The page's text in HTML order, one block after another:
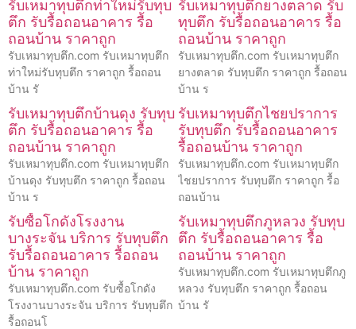
รับเหมาทุบตึกท่าใหม่รับทุบ
ตึก รับรื้อถอนอาคาร รื้อ
ถอนบ้าน ราคาถูก
รับเหมาทุบตึก.com รับเหมาทุบตึก
ท่าใหม่รับทุบตึก ราคาถูก รื้อถอน
บ้าน รั
รับเหมาทุบตึกยางตลาด รับ
ทุบตึก รับรื้อถอนอาคาร รื้อ
ถอนบ้าน ราคาถูก
รับเหมาทุบตึก.com รับเหมาทุบตึก
ยางตลาด รับทุบตึก ราคาถูก รื้อถอน
บ้าน ร
รับเหมาทุบตึกบ้านดุง รับทุบ
ตึก รับรื้อถอนอาคาร รื้อ
ถอนบ้าน ราคาถูก
รับเหมาทุบตึก.com รับเหมาทุบตึก
บ้านดุง รับทุบตึก ราคาถูก รื้อถอน
บ้าน ร
รับเหมาทุบตึกไชยปราการ
รับทุบตึก รับรื้อถอนอาคาร
รื้อถอนบ้าน ราคาถูก
รับเหมาทุบตึก.com รับเหมาทุบตึก
ไชยปราการ รับทุบตึก ราคาถูก รื้อ
ถอนบ้าน
รับซื้อโกดังโรงงาน
บางระจัน บริการ รับทุบตึก
รับรื้อถอนอาคาร รื้อถอน
บ้าน ราคาถูก
รับเหมาทุบตึก.com รับซื้อโกดัง
โรงงานบางระจัน บริการ รับทุบตึก
รื้อถอนโ
รับเหมาทุบตึกภูหลวง รับทุบ
ตึก รับรื้อถอนอาคาร รื้อ
ถอนบ้าน ราคาถูก
รับเหมาทุบตึก.com รับเหมาทุบตึกภู
หลวง รับทุบตึก ราคาถูก รื้อถอน
บ้าน รั